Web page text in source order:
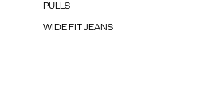
PULLS
WIDE FIT JEANS